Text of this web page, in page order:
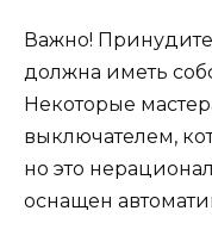
Важно!
должна иметь
Некоторые
выключателем,
но это
оснащен